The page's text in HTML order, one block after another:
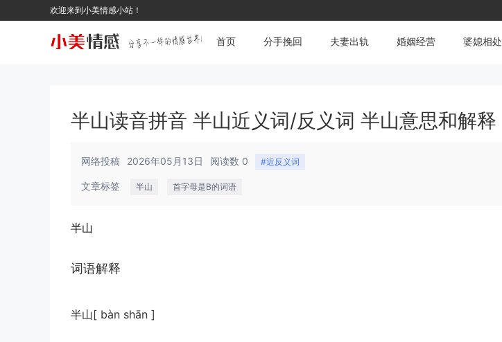
欢迎来到小美情感小站！
首页 分手挽回 夫妻出轨 婚姻经营 婆媳相处
半山读音拼音 半山近义词/反义词 半山意思和解释
网络投稿 2026年05月13日 阅读数 0 #近反义词
文章标签 半山 首字母是B的词语
半山
词语解释
半山[ bàn shān ]